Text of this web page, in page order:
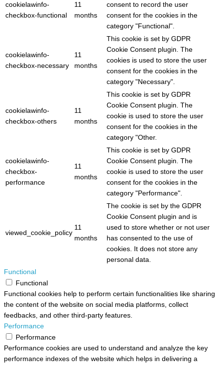
cookielawinfo-
checkbox-functional
11
months
consent to record the user
consent for the cookies in the
category "Functional".
cookielawinfo-
checkbox-necessary
11
months
This cookie is set by GDPR
Cookie Consent plugin. The
cookies is used to store the user
consent for the cookies in the
category "Necessary".
cookielawinfo-
checkbox-others
11
months
This cookie is set by GDPR
Cookie Consent plugin. The
cookie is used to store the user
consent for the cookies in the
category "Other.
cookielawinfo-
checkbox-
performance
11
months
This cookie is set by GDPR
Cookie Consent plugin. The
cookie is used to store the user
consent for the cookies in the
category "Performance".
viewed_cookie_policy
11
months
The cookie is set by the GDPR
Cookie Consent plugin and is
used to store whether or not user
has consented to the use of
cookies. It does not store any
personal data.
Functional
Functional
Functional cookies help to perform certain functionalities like sharing
the content of the website on social media platforms, collect
feedbacks, and other third-party features.
Performance
Performance
Performance cookies are used to understand and analyze the key
performance indexes of the website which helps in delivering a